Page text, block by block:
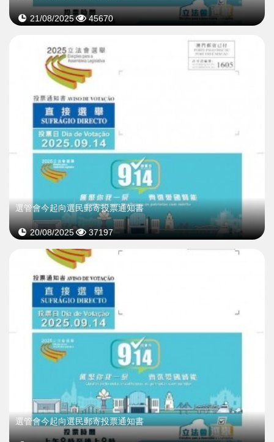
21/08/2025 45670
選管會今起向選民郵寄投票通知書
20/08/2025 37197
選管會今起向選民郵寄投票通知書